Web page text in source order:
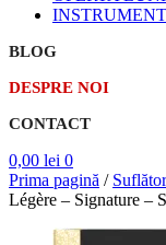
BLOG
DESPRE NOI
CONTACT
0,00 lei 0
Prima pagină /
Légère – Signature –